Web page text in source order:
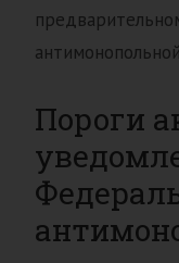
Пороги